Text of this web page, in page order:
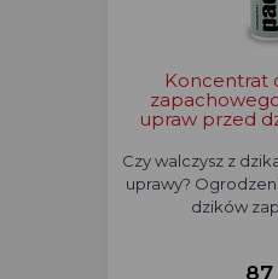
Koncentrat
upraw przed
Czy walczysz z
uprawy?
dzików
87